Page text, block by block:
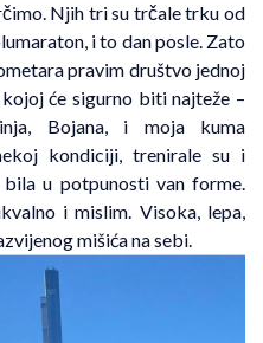
Njih tri su trčale trku od
i to dan posle. Zato
pravim društvo jednoj
će sigurno biti najteže –
Bojana, i moja kuma
kondiciji, trenirale su i
bila u potpunosti van forme.
i mislim. Visoka, lepa,
mišića na sebi.